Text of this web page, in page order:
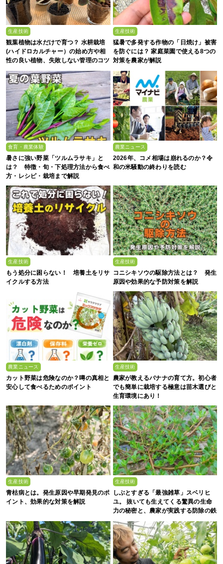
生産技術
観葉植物は水だけで育つ？ 水耕栽培
(ハイドロカルチャー）の始め方や相
性の良い植物、失敗しない管理のコツ
まで徹底解説
生産技術
猛暑で多発する作物の「日焼け」被害
を防ぐには？ 家庭菜園で使える8つの
対策を農家が解説
食育・農業体験
暑さに強い野菜「ツルムラサキ」と
は？ 特徴・旬・下処理方法から食べ
方・レシピ・栽培まで解説
農業ニュース
2026年、コメ相場は崩れるのか？令
和の米騒動の終わりを読む
生産技術
もう処分に困らない！ 培養土をリサ
イクルする方法
生産技術
コニシキソウの駆除方法とは？ 発生
原因や効果的な予防対策を解説
農業ニュース
カット野菜は危険なのか？噂の真相と
安心して食べるためのポイント
生産技術
農家が教えるバナナの育て方。初心者
でも簡単に栽培する極意は苗木選びと
生育環境にあり！
生産技術
青枯病とは。発生原因や早期発見のポ
イント、効果的な対策を解説
生産技術
しぶとすぎる「最強雑草」スベリヒ
ユ。 抜いても生えてくる驚異の生命
力の秘密と、農家が実践する防除の鉄
則